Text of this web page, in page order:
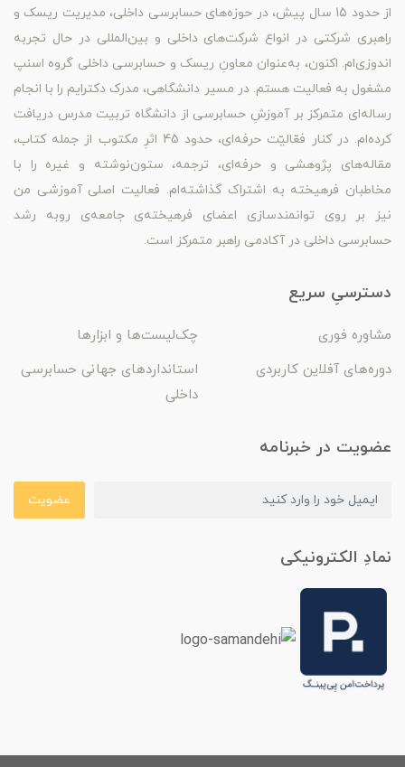
از حدود 15 سال پیش، در حوزه‌های حسابرسی داخلی، مدیریت ریسک و
راهبری شرکتی در انواع شرکت‌های داخلی و بین‌المللی در حال تجربه
اندوزی‌ام. اکنون، به‌عنوان معاونِ ریسک و حسابرسی داخلی گروه اسنپ
مشغول به فعالیت هستم. در مسیر دانشگاهی، مدرک دکترایم را با انجام
رساله‌ای متمرکز بر آموزشِ حسابرسی از دانشگاه تربیت مدرس دریافت
کرده‌ام. در کنار فعّالیّت حرفه‌ای، حدود 45 اثرِ مکتوب از جمله کتاب،
مقاله‌های پژوهشی و حرفه‌ای، ترجمه، ستون‌نوشته و غیره را با
مخاطبان فرهیخته به اشتراک گذاشته‌ام. فعالیت اصلی آموزشی من
نیز بر روی توانمندسازی اعضای فرهیخته‌ی جامعه‌ی روبه رشد
حسابرسی داخلی در آکادمی راهبر متمرکز است.
دسترسیِ سریع
مشاوره فوری
چک‌لیست‌ها و ابزارها
دوره‌های آفلاین کاربردی
استانداردهای جهانی حسابرسی
داخلی
عضویت در خبرنامه
عضویت
نمادِ الکترونیکی